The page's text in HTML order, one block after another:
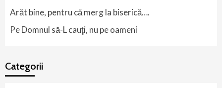
Arăt bine, pentru că merg la biserică….
Pe Domnul să-L cauţi, nu pe oameni
Categorii